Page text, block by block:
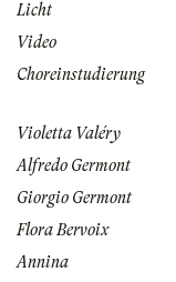
Licht
Video
Choreinstudierung
Violetta Valéry
Alfredo Germont
Giorgio Germont
Flora Bervoix
Annina